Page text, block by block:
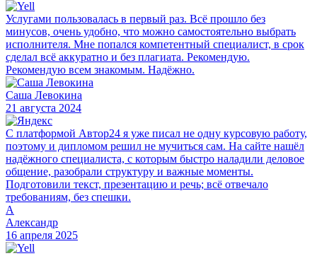
Услугами пользовалась в первый раз. Всё прошло без
минусов, очень удобно, что можно самостоятельно выбрать
исполнителя. Мне попался компетентный специалист, в срок
сделал всё аккуратно и без плагиата. Рекомендую.
Рекомендую всем знакомым. Надёжно.
Саша Левокина
21 августа 2024
С платформой Автор24 я уже писал не одну курсовую работу,
поэтому и дипломом решил не мучиться сам. На сайте нашёл
надёжного специалиста, с которым быстро наладили деловое
общение, разобрали структуру и важные моменты.
Подготовили текст, презентацию и речь; всё отвечало
требованиям, без спешки.
А
Александр
16 апреля 2025